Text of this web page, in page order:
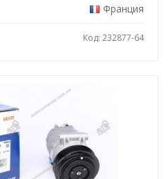
Франция
Код: 232877-64